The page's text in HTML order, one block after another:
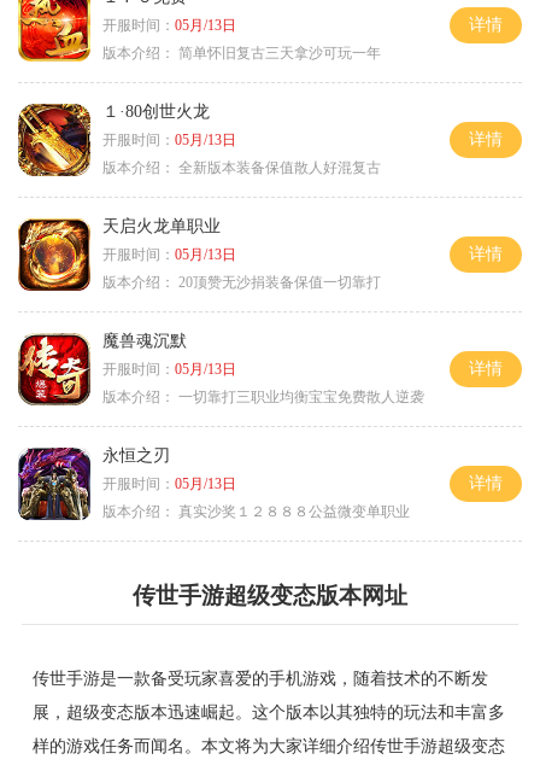
开服时间： 05月/13日
版本介绍： 简单怀旧复古三天拿沙可玩一年
详情
１·80创世火龙
开服时间： 05月/13日
版本介绍： 全新版本装备保值散人好混复古
详情
天启火龙单职业
开服时间： 05月/13日
版本介绍： 20顶赞无沙捐装备保值一切靠打
详情
魔兽魂沉默
开服时间： 05月/13日
版本介绍： 一切靠打三职业均衡宝宝免费散人逆袭
详情
永恒之刃
开服时间： 05月/13日
版本介绍： 真实沙奖１２８８８公益微变单职业
详情
传世手游超级变态版本网址
传世手游是一款备受玩家喜爱的手机游戏，随着技术的不断发
展，超级变态版本迅速崛起。这个版本以其独特的玩法和丰富多
样的游戏任务而闻名。本文将为大家详细介绍传世手游超级变态